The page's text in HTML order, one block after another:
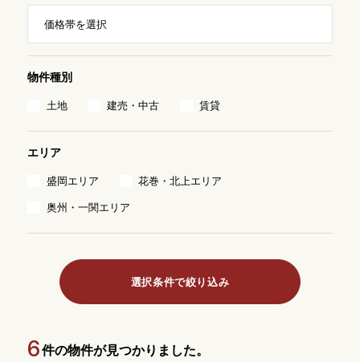
物件種別
土地 建売・中古 賃貸
エリア
盛岡エリア
花巻・北上エリア
奥州・一関エリア
6件の物件が見つかりました。